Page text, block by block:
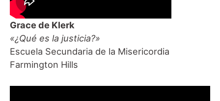
Grace de Klerk
«¿Qué es la justicia?»
Escuela Secundaria de la Misericordia
Farmington Hills